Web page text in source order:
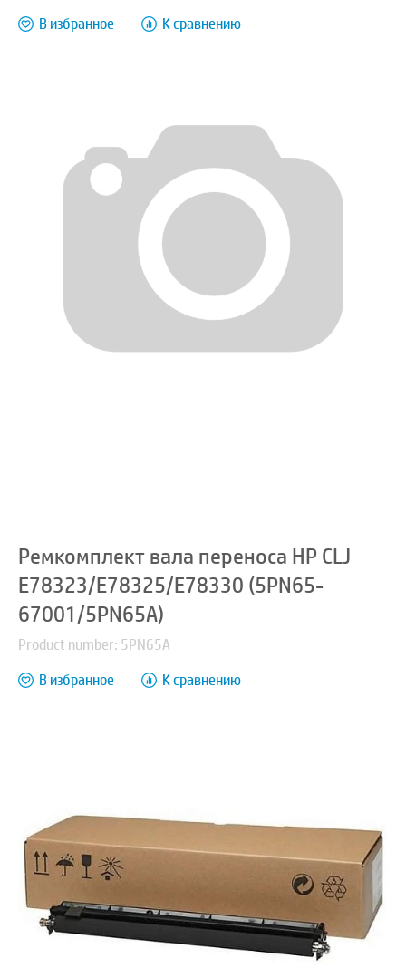
В избранное
К сравнению
Ремкомплект вала переноса HP CLJ
E78323/E78325/E78330 (5PN65-
67001/5PN65A)
Product number: 5PN65A
В избранное
К сравнению